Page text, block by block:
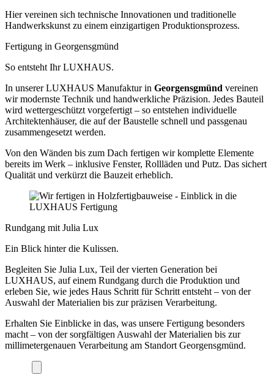
Hier vereinen sich technische Innovationen und traditionelle
Handwerkskunst zu einem einzigartigen Produktionsprozess.
Fertigung in Georgensgmünd
So entsteht Ihr LUXHAUS.
In unserer LUXHAUS Manufaktur in Georgensgmünd vereinen
wir modernste Technik und handwerkliche Präzision. Jedes Bauteil
wird wettergeschützt vorgefertigt – so entstehen individuelle
Architektenhäuser, die auf der Baustelle schnell und passgenau
zusammengesetzt werden.
Von den Wänden bis zum Dach fertigen wir komplette Elemente
bereits im Werk – inklusive Fenster, Rollläden und Putz. Das sichert
Qualität und verkürzt die Bauzeit erheblich.
Rundgang mit Julia Lux
Ein Blick hinter die Kulissen.
Begleiten Sie Julia Lux, Teil der vierten Generation bei
LUXHAUS, auf einem Rundgang durch die Produktion und
erleben Sie, wie jedes Haus Schritt für Schritt entsteht – von der
Auswahl der Materialien bis zur präzisen Verarbeitung.
Erhalten Sie Einblicke in das, was unsere Fertigung besonders
macht – von der sorgfältigen Auswahl der Materialien bis zur
millimetergenauen Verarbeitung am Standort Georgensgmünd.